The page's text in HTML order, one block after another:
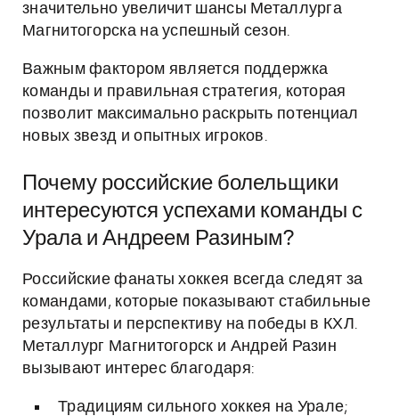
значительно увеличит шансы Металлурга
Магнитогорска на успешный сезон.
Важным фактором является поддержка
команды и правильная стратегия, которая
позволит максимально раскрыть потенциал
новых звезд и опытных игроков.
Почему российские болельщики
интересуются успехами команды с
Урала и Андреем Разиным?
Российские фанаты хоккея всегда следят за
командами, которые показывают стабильные
результаты и перспективу на победы в КХЛ.
Металлург Магнитогорск и Андрей Разин
вызывают интерес благодаря:
Традициям сильного хоккея на Урале;